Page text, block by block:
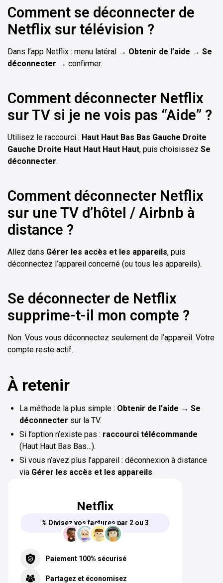
Comment se déconnecter de
Netflix sur télévision ?
Dans l’app Netflix : menu latéral → Obtenir de l’aide → Se
déconnecter → confirmer.
Comment déconnecter Netflix
sur TV si je ne vois pas “Aide” ?
Utilisez le raccourci : Haut Haut Bas Bas Gauche Droite
Gauche Droite Haut Haut Haut Haut, puis choisissez Se
déconnecter.
Comment déconnecter Netflix
sur une TV d’hôtel / Airbnb à
distance ?
Allez dans Gérer les accès et les appareils, puis
déconnectez l’appareil concerné (ou tous les appareils).
Se déconnecter de Netflix
supprime-t-il mon compte ?
Non. Vous vous déconnectez seulement de l’appareil. Votre
compte reste actif.
À retenir
La méthode la plus simple : Obtenir de l’aide → Se
déconnecter sur la TV.
Si l’option n’existe pas : raccourci télécommande
(Haut Haut Bas Bas…).
Si vous n’avez plus l’appareil : déconnexion à distance
via Gérer les accès et les appareils
Netflix
% Divisez vos factures par 2 ou 3
Paiement 100% sécurisé
Partagez et économisez